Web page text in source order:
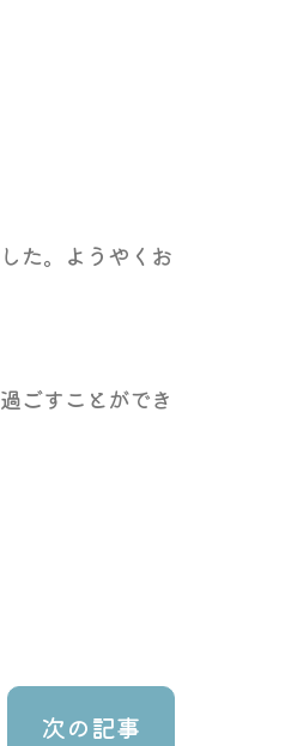
た。ようやくお
ごすことができ
次の記事